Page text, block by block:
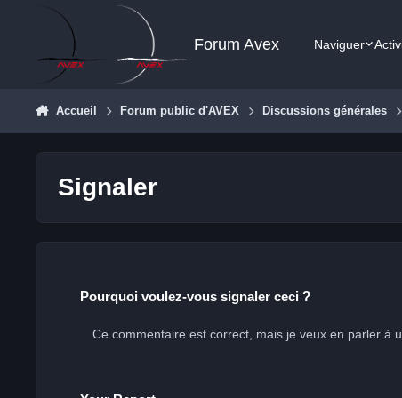
Aller au contenu
Forum Avex Naviguer
Accueil Forum public d'AVEX Discussions générales
Signaler
Pourquoi voulez-vous signaler ceci ?